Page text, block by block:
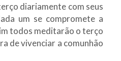
diariamente com seus
um se compromete a
todos meditarão o terço
de vivenciar a comunhão